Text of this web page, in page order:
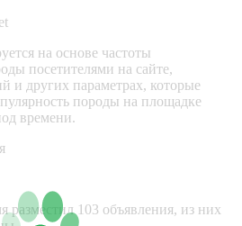
на основе частоты
посетителями на сайте,
и других параметрах, которые
породы на площадке
времени.
разместил 103 объявления, из них